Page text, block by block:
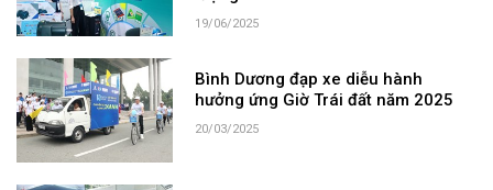
19/06/2025
Bình Dương đạp xe diễu hành
hưởng ứng Giờ Trái đất năm 2025
20/03/2025